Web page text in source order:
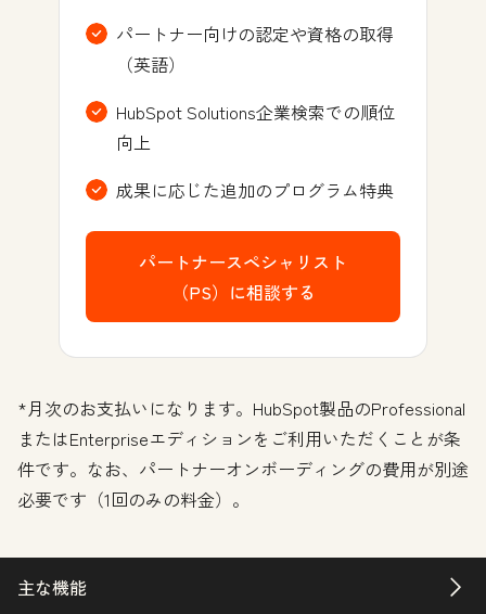
パートナー向けの認定や資格の取得
（英語）
HubSpot Solutions企業検索での順位
向上
成果に応じた追加のプログラム特典
パートナースペシャリスト
（PS）に相談する
*月次のお支払いになります。HubSpot製品のProfessional
またはEnterpriseエディションをご利用いただくことが条
件です。なお、パートナーオンボーディングの費用が別途
必要です（1回のみの料金）。
主な機能